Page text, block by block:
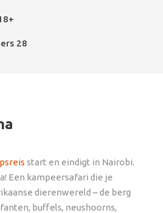
28
start en eindigt in Nairobi.
Een kampeersafari die je
dierenwereld – de berg
buffels, neushoorns,